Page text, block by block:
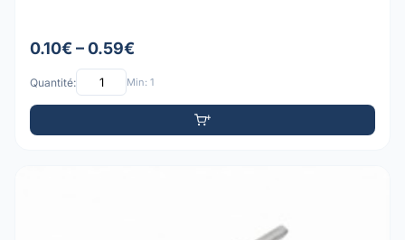
0.10€ – 0.59€
Quantité: Min: 1